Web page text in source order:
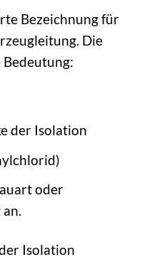
Bezeichnung für
Die
der Isolation
oder
Isolation